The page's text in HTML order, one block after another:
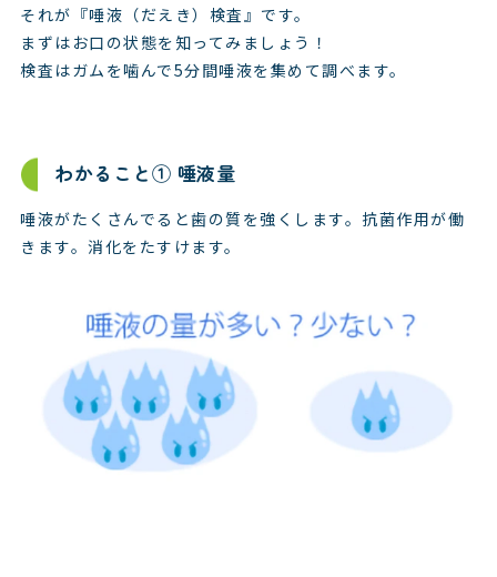
それが『唾液（だえき）検査』です。
まずはお口の状態を知ってみましょう！
検査はガムを噛んで5分間唾液を集めて調べます。
わかること① 唾液量
唾液がたくさんでると歯の質を強くします。抗菌作用が働
きます。消化をたすけます。